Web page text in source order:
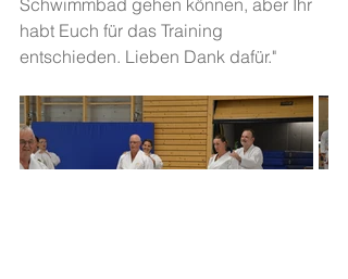
habt Euch für das Training
entschieden. Lieben Dank dafür."